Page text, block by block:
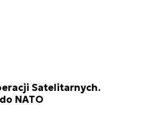
Satelitarnych.
NATO